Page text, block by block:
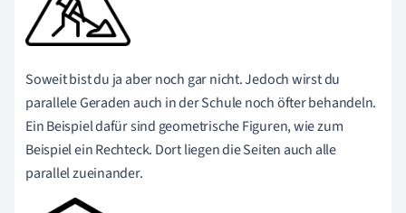
Soweit bist du ja aber noch gar nicht. Jedoch wirst du
parallele Geraden auch in der Schule noch öfter behandeln.
Ein Beispiel dafür sind geometrische Figuren, wie zum
Beispiel ein Rechteck. Dort liegen die Seiten auch alle
parallel zueinander.